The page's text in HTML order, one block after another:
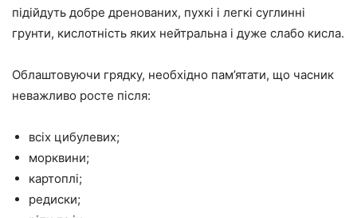
підійдуть добре дренованих, пухкі і легкі суглинні
грунти, кислотність яких нейтральна і дуже слабо кисла.
Облаштовуючи грядку, необхідно пам’ятати, що часник
неважливо росте після:
всіх цибулевих;
морквини;
картоплі;
редиски;